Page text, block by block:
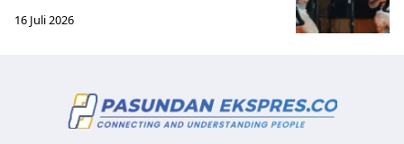
16 Juli 2026